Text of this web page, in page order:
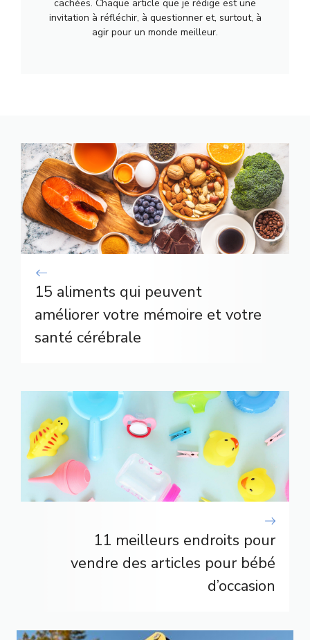
cachées. Chaque article que je rédige est une
invitation à réfléchir, à questionner et, surtout, à
agir pour un monde meilleur.
15 aliments qui peuvent
améliorer votre mémoire et votre
santé cérébrale
11 meilleurs endroits pour
vendre des articles pour bébé
d’occasion